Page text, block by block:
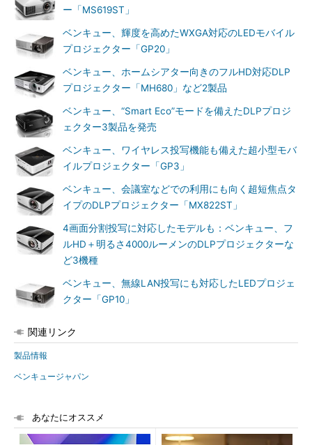
ー「MS619ST」
ベンキュー、輝度を高めたWXGA対応のLEDモバイル
プロジェクター「GP20」
ベンキュー、ホームシアター向きのフルHD対応DLP
プロジェクター「MH680」など2製品
ベンキュー、“Smart Eco”モードを備えたDLPプロジ
ェクター3製品を発売
ベンキュー、ワイヤレス投写機能も備えた超小型モバ
イルプロジェクター「GP3」
ベンキュー、会議室などでの利用にも向く超短焦点タ
イプのDLPプロジェクター「MX822ST」
4画面分割投写に対応したモデルも：ベンキュー、フ
ルHD＋明るさ4000ルーメンのDLPプロジェクターな
ど3機種
ベンキュー、無線LAN投写にも対応したLEDプロジェ
クター「GP10」
関連リンク
製品情報
ベンキュージャパン
あなたにオススメ